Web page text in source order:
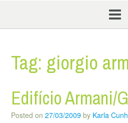
Tag: giorgio
Edifício Armani/
Posted on 27/03/2009 by Karla